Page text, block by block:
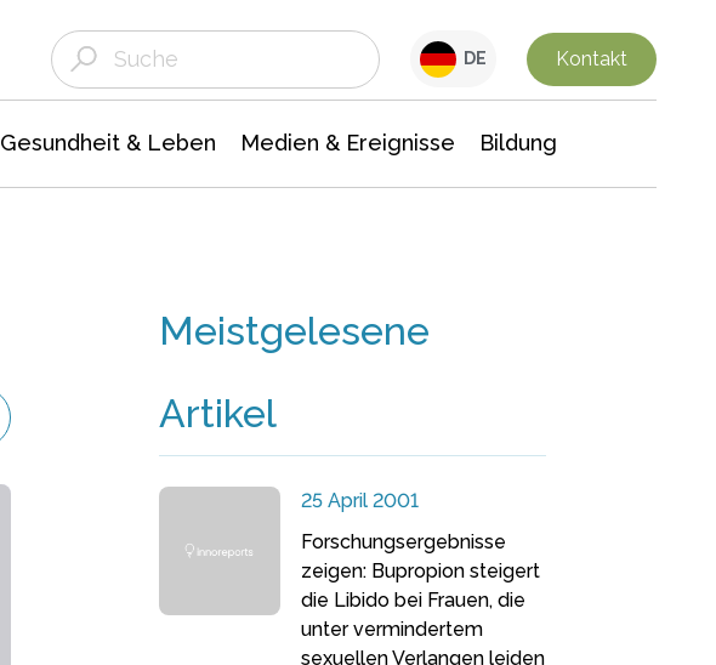
DE Kontakt
Gesundheit & Leben Medien & Ereignisse Bildung
Meistgelesene
Artikel
25 April 2001
Forschungsergebnisse
zeigen: Bupropion steigert
die Libido bei Frauen, die
unter vermindertem
sexuellen Verlangen leiden